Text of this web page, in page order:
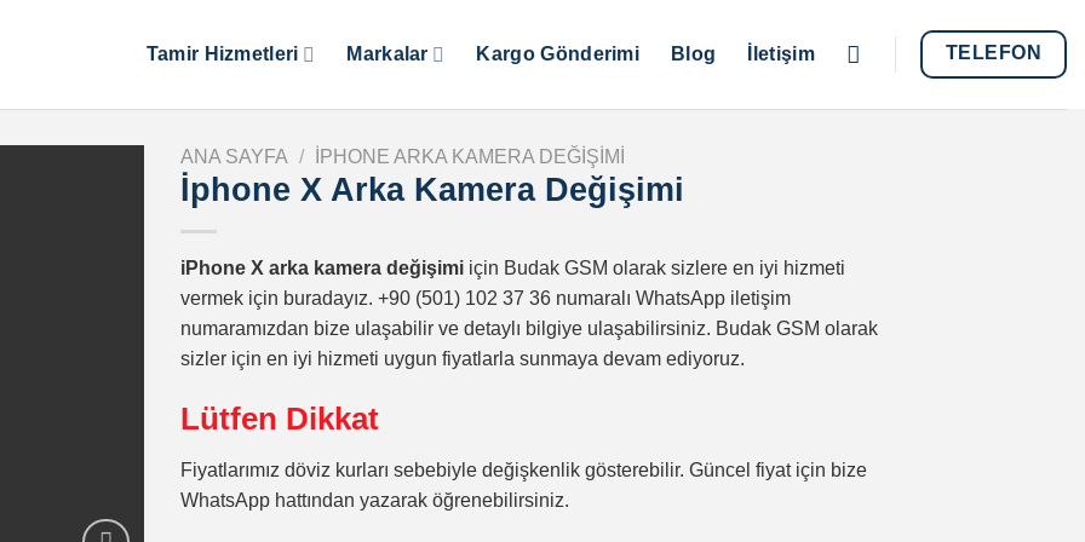
Tamir Hizmetleri Markalar Kargo Gönderimi Blog İletişim TELEFON
ANA SAYFA / IPHONE ARKA KAMERA DEĞIŞIMI
İphone X Arka Kamera Değişimi
iPhone X arka kamera değişimi için Budak GSM olarak sizlere en iyi hizmeti
vermek için buradayız. +90 (501) 102 37 36 numaralı WhatsApp iletişim
numaramızdan bize ulaşabilir ve detaylı bilgiye ulaşabilirsiniz. Budak GSM olarak
sizler için en iyi hizmeti uygun fiyatlarla sunmaya devam ediyoruz.
Lütfen Dikkat
Fiyatlarımız döviz kurları sebebiyle değişkenlik gösterebilir. Güncel fiyat için bize
WhatsApp hattından yazarak öğrenebilirsiniz.